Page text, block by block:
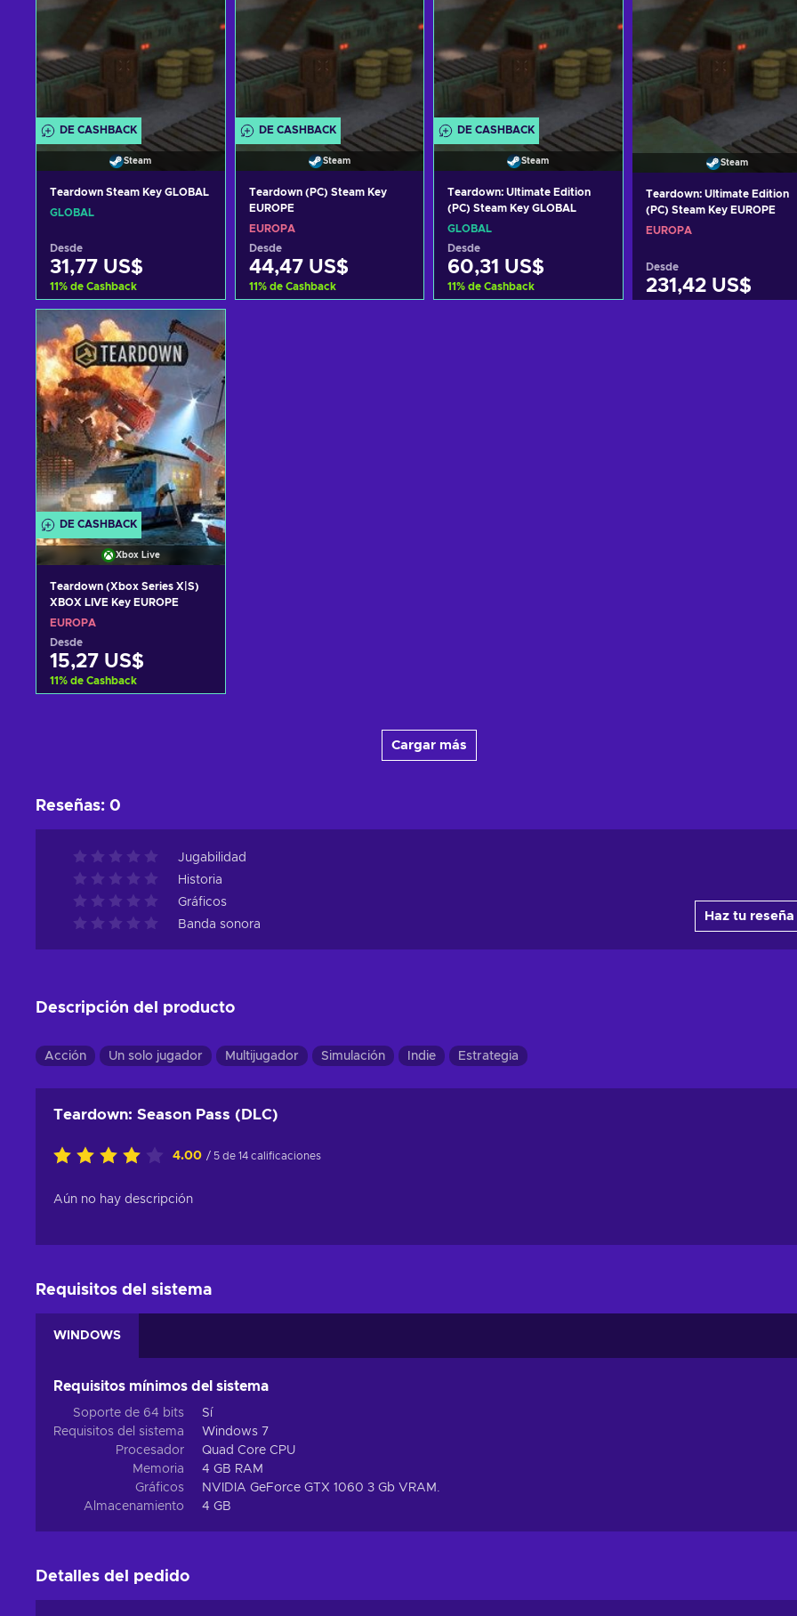
DE CASHBACK
Steam
Teardown Steam Key GLOBAL
GLOBAL
Desde
31,77 US$
11% de Cashback
Añadir al carrito
Ver ofertas
DE CASHBACK
Steam
Teardown (PC) Steam Key
EUROPE
EUROPA
Desde
44,47 US$
11% de Cashback
DE CASHBACK
Steam
Teardown: Ultimate Edition
(PC) Steam Key GLOBAL
GLOBAL
Desde
60,31 US$
11% de Cashback
Steam
Teardown: Ultimate Edition
(PC) Steam Key EUROPE
EUROPA
Desde
231,42 US$
DE CASHBACK
Xbox Live
Teardown (Xbox Series X|S)
XBOX LIVE Key EUROPE
EUROPA
Desde
15,27 US$
11% de Cashback
Cargar más
Reseñas: 0
Jugabilidad
Historia
Gráficos
Banda sonora
Haz tu reseña
Descripción del producto
Acción Un solo jugador Multijugador Simulación Indie Estrategia
Teardown: Season Pass (DLC)
4.00 / 5 de 14 calificaciones
Aún no hay descripción
Requisitos del sistema
WINDOWS
Requisitos mínimos del sistema
Soporte de 64 bits
Sí
Requisitos del sistema
Windows 7
Procesador
Quad Core CPU
Memoria
4 GB RAM
Gráficos
NVIDIA GeForce GTX 1060 3 Gb VRAM.
Almacenamiento
4 GB
Detalles del pedido